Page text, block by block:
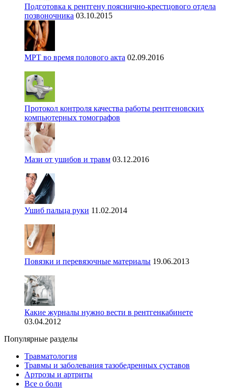
Подготовка к рентгену пояснично-крестцового отдела
позвоночника 03.10.2015
МРТ во время полового акта 02.09.2016
Протокол контроля качества работы рентгеновских
компьютерных томографов
Мази от ушибов и травм 03.12.2016
Ушиб пальца руки 11.02.2014
Повязки и перевязочные материалы 19.06.2013
Какие журналы нужно вести в рентгенкабинете
03.04.2012
Популярные разделы
Травматология
Травмы и заболевания тазобедренных суставов
Артрозы и артриты
Все о боли